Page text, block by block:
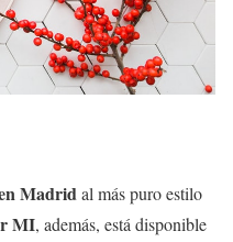
Madridal más puro estilo
MI, además, está disponible